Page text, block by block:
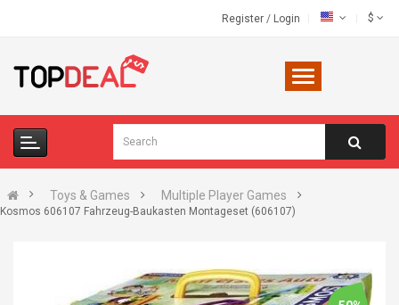
Register / Login $
Toys & Games Multiple Player Games
Kosmos 606107 Fahrzeug-Baukasten Montageset (606107)